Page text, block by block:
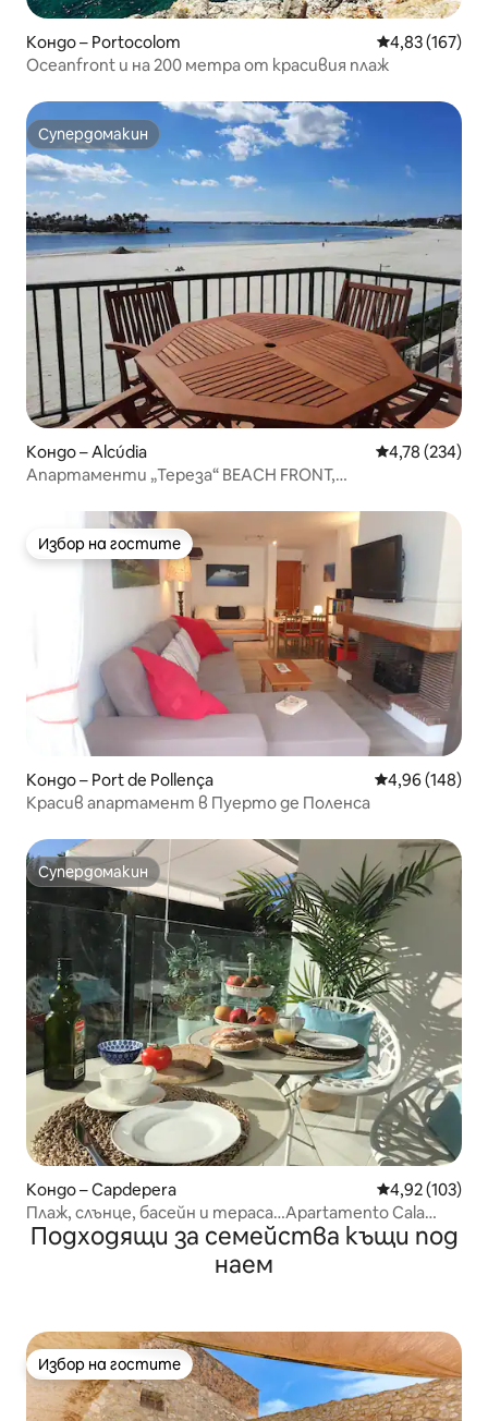
Кондо – Portocolom Средна
4,83 (167)
Oceanfront и на 200 метра от красивия плаж
Супердомакин
Супердомакин
Кондо – Alcúdia Средна
4,78 (234)
Апартаменти „Тереза“ BEACH FRONT,
Избор на гостите
Избор на гостите
Кондо – Port de Pollença Средна
4,96 (148)
Красив апартамент в Пуерто де Поленса
Супердомакин
Супердомакин
Кондо – Capdepera Средна
4,92 (103)
Плаж, слънце, басейн и тераса…Apartamento Cala
Agulla
Подходящи за семейства къщи под
наем
Избор на гостите
Избор на гостите